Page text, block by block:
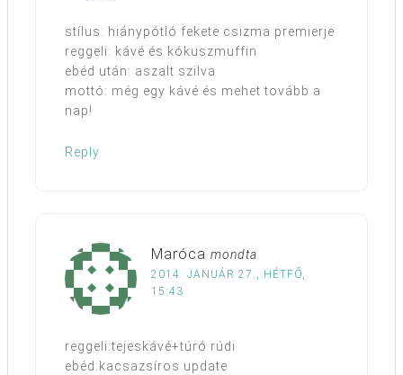
stílus: hiánypótló fekete csizma premierje
reggeli: kávé és kókuszmuffin
ebéd után: aszalt szilva
mottó: még egy kávé és mehet tovább a
nap!
Reply
Maróca mondta
2014. JANUÁR 27., HÉTFŐ,
15:43
reggeli:tejeskávé+túró rúdi
ebéd:kacsazsíros update